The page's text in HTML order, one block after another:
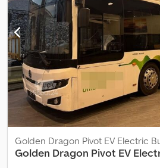
Automatikgetriebe Blaupunkt CD-
Fahrtenschreiber Beleuchtung im
Notausgänge Retarder/Motorbremse
Fahrerseite Elektrische
Fahrerseite Sitz Rückfahrkamera...
Golden Dragon Pivot EV Electric
Golden Dragon Pivot EV